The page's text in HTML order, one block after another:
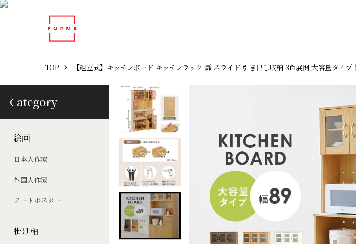
Category
絵画
日本人作家
外国人作家
アートポスター
掛け軸
TOP 【組立式】キッチンボード キッチンラック 扉 スライド 引き出し収納 3色展開 大容量タイ